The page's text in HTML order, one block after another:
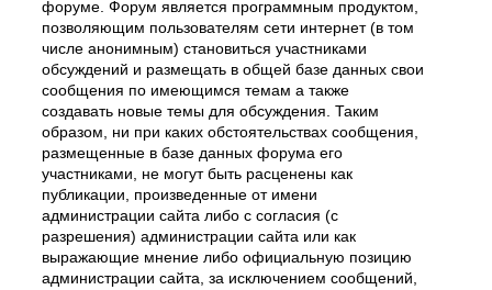
форуме. Форум является программным продуктом,
позволяющим пользователям сети интернет (в том
числе анонимным) становиться участниками
обсуждений и размещать в общей базе данных свои
сообщения по имеющимся темам а также
создавать новые темы для обсуждения. Таким
образом, ни при каких обстоятельствах сообщения,
размещенные в базе данных форума его
участниками, не могут быть расценены как
публикации, произведенные от имени
администрации сайта либо с согласия (с
разрешения) администрации сайта или как
выражающие мнение либо официальную позицию
администрации сайта, за исключением сообщений,